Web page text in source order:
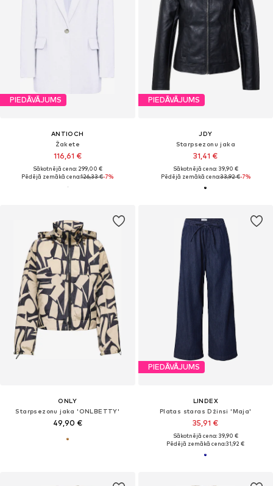
PIEDĀVĀJUMS
ANTIOCH
Žakete
116,61 €
Sākotnējā cena: 299,00 €
Pēdējā zemākā cena:126,33 €-7%
PIEDĀVĀJUMS
JDY
Starpsezonu jaka
31,41 €
Sākotnējā cena: 39,90 €
Pēdējā zemākā cena:33,92 €-7%
ONLY
Starpsezonu jaka 'ONLBETTY'
49,90 €
PIEDĀVĀJUMS
LINDEX
Platas staras Džinsi 'Maja'
35,91 €
Sākotnējā cena: 39,90 €
Pēdējā zemākā cena:31,92 €